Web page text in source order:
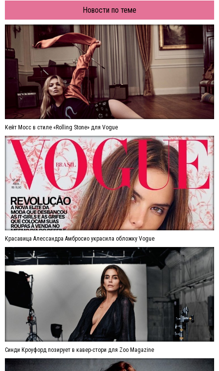
Новости по теме
Кейт Мосс в стиле «Rolling Stone» для Vogue
Красавица Алессандра Амбросио украсила обложку Vogue
Синди Кроуфорд позирует в кавер-стори для Zoo Magazine